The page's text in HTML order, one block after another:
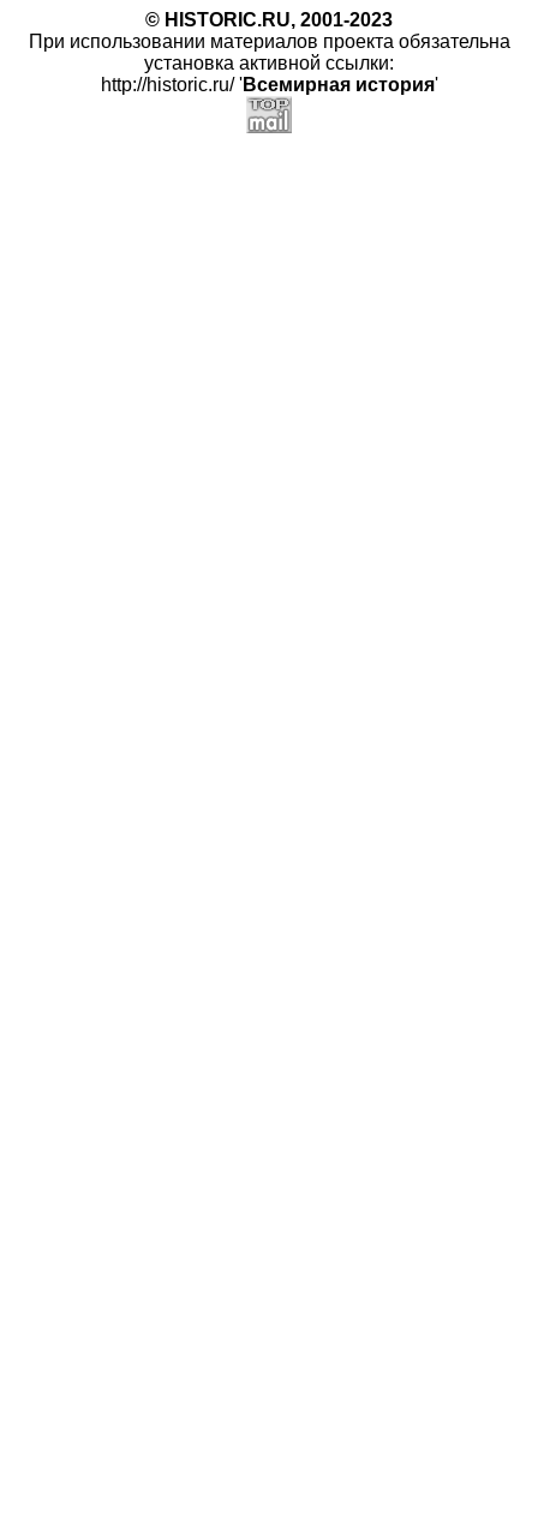
© HISTORIC.RU, 2001-2023
При использовании материалов проекта обязательна
установка активной ссылки:
http://historic.ru/ 'Всемирная история'